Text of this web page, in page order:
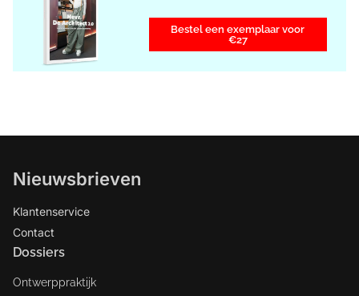
Bestel een exemplaar voor
€27
Nieuwsbrieven
Klantenservice
Contact
Dossiers
Ontwerppraktijk